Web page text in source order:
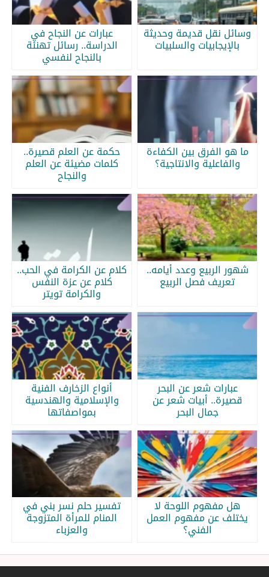
وسائل نقل قديمة وحديثة
بالإيجابيات والسلبيات
عبارات عن النجاح في
الدراسة.. رسائل تهنئة
بالنجاح لنفسي
ما هو الفرق بين الكفاءة
والفاعلية والانتاجية؟
حكمة عن العلم قصيرة..
كلمات مضيئة عن العلم
والنجاح
شهور الربيع وعدد أيامه..
تعريف فصل الربيع
كلام عن الكرامة في الحب..
كلام عن عزة النفس
والكرامة تويتر
عبارات شعر عن البحر
قصيرة.. أبيات شعر عن
جمال البحر
أنواع الزخارف الفنية
والإسلامية والهندسية
بمواصفاتها
هل مفهوم اللوحة لا
يختلف عن مفهوم العمل
الفني؟
تفسير حلم نسر بني في
المنام للمرأة المتزوجة
والعزباء